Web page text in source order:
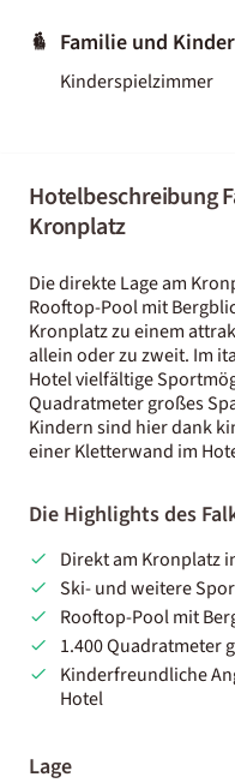
Familie und Kinder
Kinderspielzimmer
Hotelbeschreibung
Kronplatz
Die direkte Lage am
Rooftop-Pool mit
Kronplatz zu einem
allein oder zu zweit. Im
Hotel vielfältige
Quadratmeter großes
Kindern sind hier dank
einer Kletterwand im
Die Highlights des
Direkt am Kronplatz
Ski- und weitere
Rooftop-Pool mit
1.400 Quadratmeter
Kinderfreundliche
Hotel
Lage